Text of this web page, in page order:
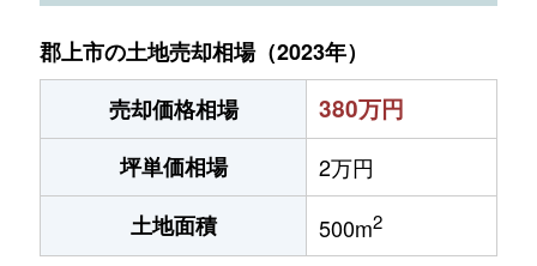
郡上市の土地売却相場（2023年）
売却価格相場
380万円
坪単価相場
2万円
土地面積
500m2